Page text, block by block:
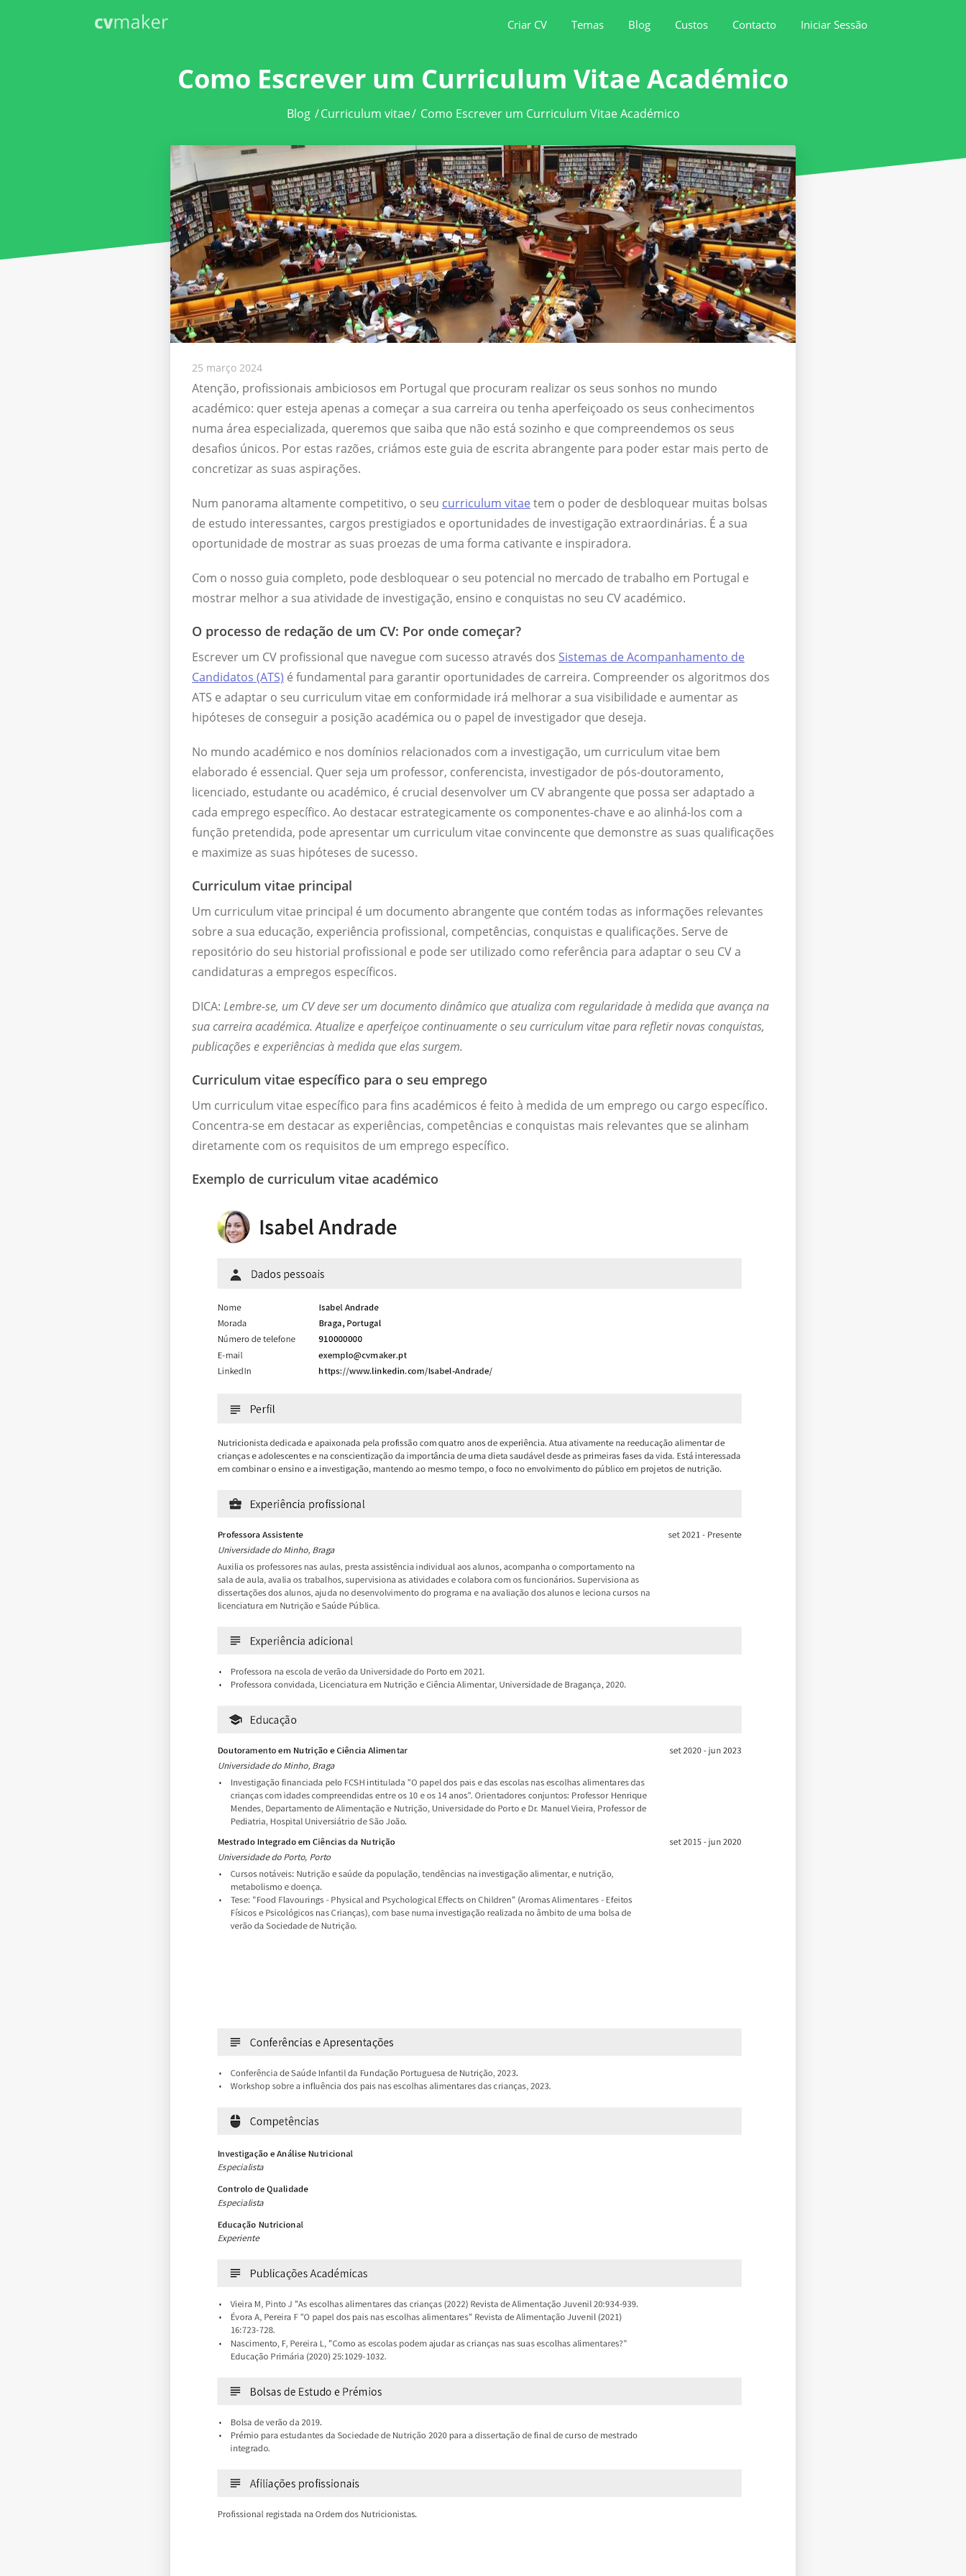
Criar CV Temas Blog Custos Contacto Iniciar Sessão
Como Escrever um Curriculum Vitae Académico
Blog /Curriculum vitae/ Como Escrever um Curriculum Vitae Académico
25 março 2024
Atenção, profissionais ambiciosos em Portugal que procuram realizar os seus sonhos no mundo
académico: quer esteja apenas a começar a sua carreira ou tenha aperfeiçoado os seus conhecimentos
numa área especializada, queremos que saiba que não está sozinho e que compreendemos os seus
desafios únicos. Por estas razões, criámos este guia de escrita abrangente para poder estar mais perto de
concretizar as suas aspirações.
Num panorama altamente competitivo, o seu curriculum vitae tem o poder de desbloquear muitas bolsas
de estudo interessantes, cargos prestigiados e oportunidades de investigação extraordinárias. É a sua
oportunidade de mostrar as suas proezas de uma forma cativante e inspiradora.
Com o nosso guia completo, pode desbloquear o seu potencial no mercado de trabalho em Portugal e
mostrar melhor a sua atividade de investigação, ensino e conquistas no seu CV académico.
O processo de redação de um CV: Por onde começar?
Escrever um CV profissional que navegue com sucesso através dos Sistemas de Acompanhamento de
Candidatos (ATS) é fundamental para garantir oportunidades de carreira. Compreender os algoritmos dos
ATS e adaptar o seu curriculum vitae em conformidade irá melhorar a sua visibilidade e aumentar as
hipóteses de conseguir a posição académica ou o papel de investigador que deseja.
No mundo académico e nos domínios relacionados com a investigação, um curriculum vitae bem
elaborado é essencial. Quer seja um professor, conferencista, investigador de pós-doutoramento,
licenciado, estudante ou académico, é crucial desenvolver um CV abrangente que possa ser adaptado a
cada emprego específico. Ao destacar estrategicamente os componentes-chave e ao alinhá-los com a
função pretendida, pode apresentar um curriculum vitae convincente que demonstre as suas qualificações
e maximize as suas hipóteses de sucesso.
Curriculum vitae principal
Um curriculum vitae principal é um documento abrangente que contém todas as informações relevantes
sobre a sua educação, experiência profissional, competências, conquistas e qualificações. Serve de
repositório do seu historial profissional e pode ser utilizado como referência para adaptar o seu CV a
candidaturas a empregos específicos.
DICA: Lembre-se, um CV deve ser um documento dinâmico que atualiza com regularidade à medida que avança na
sua carreira académica. Atualize e aperfeiçoe continuamente o seu curriculum vitae para refletir novas conquistas,
publicações e experiências à medida que elas surgem.
Curriculum vitae específico para o seu emprego
Um curriculum vitae específico para fins académicos é feito à medida de um emprego ou cargo específico.
Concentra-se em destacar as experiências, competências e conquistas mais relevantes que se alinham
diretamente com os requisitos de um emprego específico.
Exemplo de curriculum vitae académico